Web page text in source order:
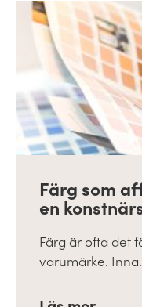
Färg som
en
Färg är ofta det
varumärke.